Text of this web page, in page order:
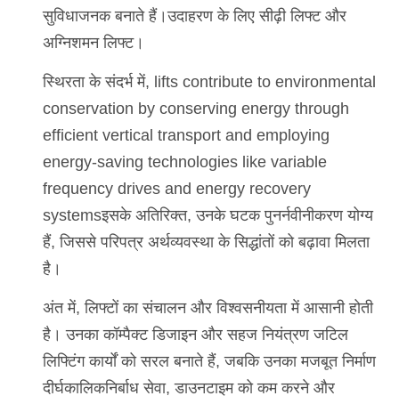
सुविधाजनक बनाते हैं।उदाहरण के लिए सीढ़ी लिफ्ट और
अग्निशमन लिफ्ट।
स्थिरता के संदर्भ में, lifts contribute to environmental
conservation by conserving energy through
efficient vertical transport and employing
energy-saving technologies like variable
frequency drives and energy recovery
systemsइसके अतिरिक्त, उनके घटक पुनर्नवीनीकरण योग्य
हैं, जिससे परिपत्र अर्थव्यवस्था के सिद्धांतों को बढ़ावा मिलता
है।
अंत में, लिफ्टों का संचालन और विश्वसनीयता में आसानी होती
है। उनका कॉम्पैक्ट डिजाइन और सहज नियंत्रण जटिल
लिफ्टिंग कार्यों को सरल बनाते हैं, जबकि उनका मजबूत निर्माण
दीर्घकालिकनिर्बाध सेवा, डाउनटाइम को कम करने और